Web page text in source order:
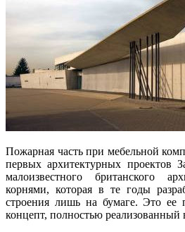
Пожарная часть при мебельной
первых архитектурных проектов
малоизвестного британского
корнями, которая в те годы
строения лишь на бумаге. Это ее
концепт, полностью реализованный